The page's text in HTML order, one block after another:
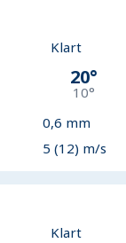
Klart
20°
10°
0,6 mm
5 (12) m/s
Klart